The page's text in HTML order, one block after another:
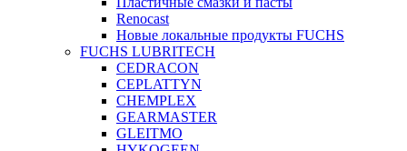
Renocast
Новые локальные продукты FUCHS
FUCHS LUBRITECH
CEDRACON
CEPLATTYN
CHEMPLEX
GEARMASTER
GLEITMO